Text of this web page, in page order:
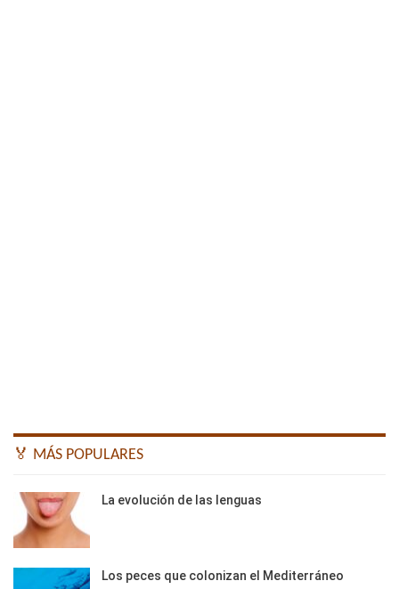
🏅 MÁS POPULARES
La evolución de las lenguas
Los peces que colonizan el Mediterráneo